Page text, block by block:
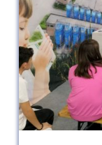
2025
–
Laboratori
CADF
per
le